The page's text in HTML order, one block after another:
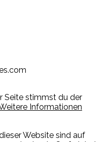
Seite stimmst du der
Informationen
Website sind auf